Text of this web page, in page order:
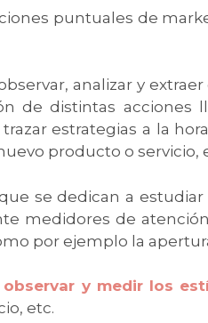
puntuales de
analizar y
de distintas acciones
estrategias a la
producto o servicio,
se dedican a
medidores de
por ejemplo la
y medir los
etc.